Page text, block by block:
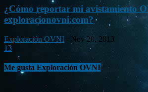
¿Cómo reportar mi avistamiento
exploracionovni.com?
Exploración OVNI - Nov 20, 2013
13
Me gusta Exploración OVNI